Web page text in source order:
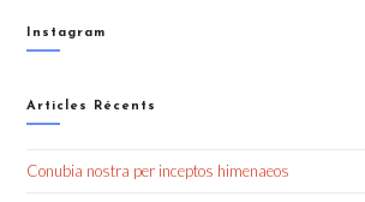
Instagram
Articles Récents
Conubia nostra per inceptos himenaeos